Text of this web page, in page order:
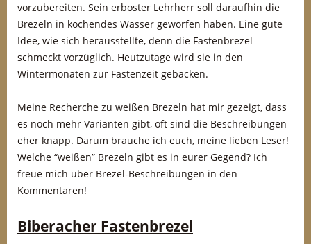
vorzubereiten. Sein erboster Lehrherr soll daraufhin die
Brezeln in kochendes Wasser geworfen haben. Eine gute
Idee, wie sich herausstellte, denn die Fastenbrezel
schmeckt vorzüglich. Heutzutage wird sie in den
Wintermonaten zur Fastenzeit gebacken.
Meine Recherche zu weißen Brezeln hat mir gezeigt, dass
es noch mehr Varianten gibt, oft sind die Beschreibungen
eher knapp. Darum brauche ich euch, meine lieben Leser!
Welche “weißen” Brezeln gibt es in eurer Gegend? Ich
freue mich über Brezel-Beschreibungen in den
Kommentaren!
Biberacher Fastenbrezel